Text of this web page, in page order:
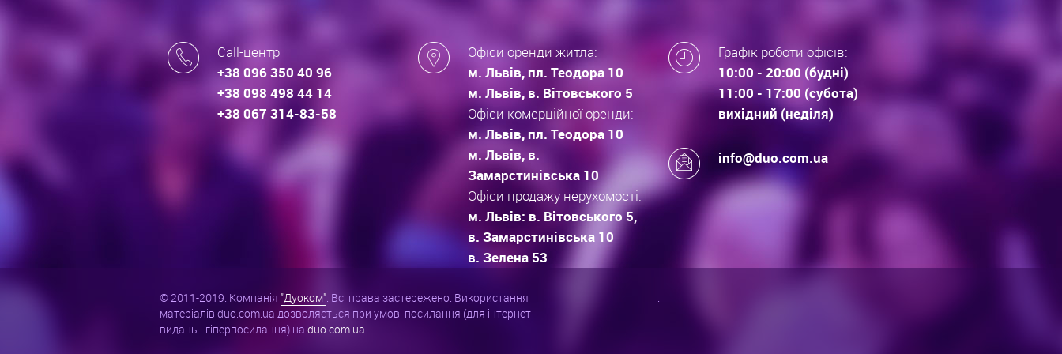
Call-центр
+38 096 350 40 96
+38 098 498 44 14
+38 067 314-83-58
Офіси оренди житла:
м. Львів, пл. Теодора 10
м. Львів, в. Вітовського 5
Офіси комерційної оренди:
м. Львів, пл. Теодора 10
м. Львів, в.
Замарстинівська 10
Офіси продажу нерухомості:
м. Львів: в. Вітовського 5,
в. Замарстинівська 10
в. Зелена 53
Графік роботи офісів:
10:00 - 20:00 (будні)
11:00 - 17:00 (субота)
вихідний (неділя)
info@duo.com.ua
© 2011-2019. Компанія "Дуоком". Всі права застережено. Використання
матеріалів duo.com.ua дозволяється при умові посилання (для інтернет-
видань - гіперпосилання) на duo.com.ua
.